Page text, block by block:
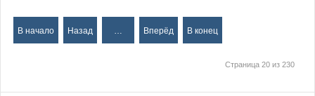
В начало Назад … Вперёд В конец
Страница 20 из 230